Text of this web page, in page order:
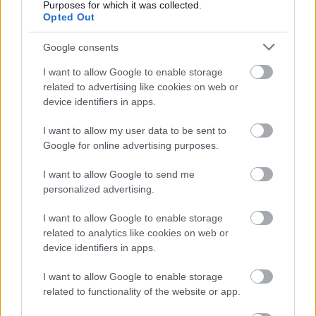
Purposes for which it was collected.
Opted Out
Google consents
I want to allow Google to enable storage
related to advertising like cookies on web or
device identifiers in apps.
I want to allow my user data to be sent to
Google for online advertising purposes.
I want to allow Google to send me
personalized advertising.
I want to allow Google to enable storage
related to analytics like cookies on web or
device identifiers in apps.
I want to allow Google to enable storage
related to functionality of the website or app.
Ebédszünetben megkérdeztem a lányt, hogy csinálna-e
rólam egy facebook profilképet. Munkás ruhában, nem
volt se smink, se semmi, teljesen lazán csinált rólam egy
nagyon jó képet. Ami úgy látszik, nagy karriert futott be!